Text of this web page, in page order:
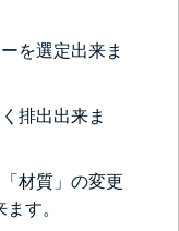
を選定出来ま
排出出来ま
材質」の変更
す。